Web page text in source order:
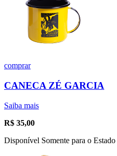
comprar
CANECA ZÉ GARCIA
Saiba mais
R$ 35,00
Disponível Somente para o Estado